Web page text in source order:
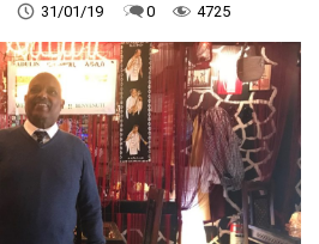
31/01/19 0 4725